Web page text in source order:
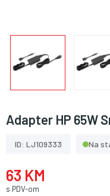
Adapter HP 65W
ID: LJ109333 Na
63 KM
s PDV-om